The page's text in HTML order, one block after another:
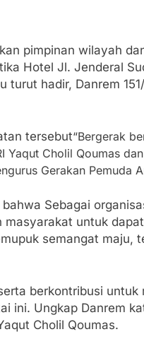
pimpinan wilayah
Hotel Jl. Jenderal
turut hadir, Danrem
tersebut“Bergerak
Yaqut Cholil Qoumas
Gerakan Pemuda
Sebagai
untuk
semangat maju,
berkontribusi
ini. Ungkap Danrem
Cholil Qoumas.